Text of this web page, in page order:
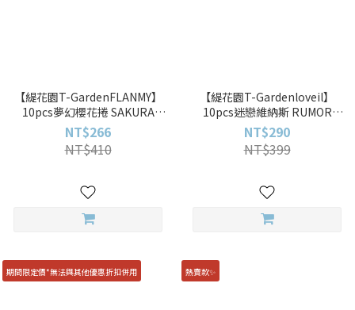
【緹花園T-GardenFLANMY】
10pcs夢幻櫻花捲 SAKURA
ROLL彩色日拋
NT$266
NT$410
【緹花園T-Gardenloveil】
10pcs迷戀維納斯 RUMOR
VENUS彩色日拋
NT$290
NT$399
期間限定價*無法與其他優惠折扣併用 熱賣款✨